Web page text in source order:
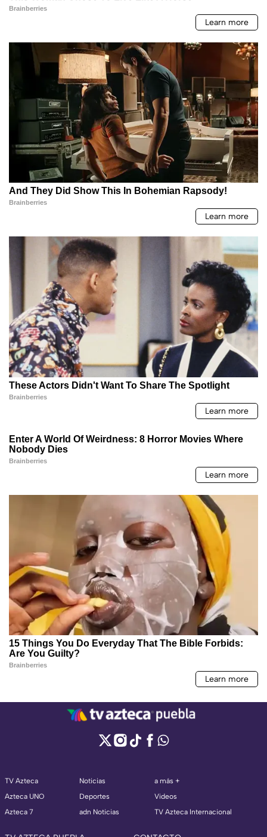
TV Azteca
Azteca UNO
Azteca 7
Noticias
Deportes
adn Noticias
a más +
Videos
TV Azteca Internacional